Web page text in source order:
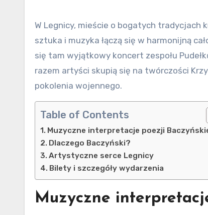
W Legnicy, mieście o bogatych tradycjach kulturalnych, Art Cafe Modjeska ponownie staje się miejscem, gdzie
sztuka i muzyka łączą się w harmonijną
się tam wyjątkowy koncert zespołu
razem artyści skupią się na twórczości
pokolenia wojennego.
Table of Contents
Muzyczne interpretacje poezji
Dlaczego Baczyński?
Artystyczne serce Legnicy
Bilety i szczegóły wydarzenia
Muzyczne